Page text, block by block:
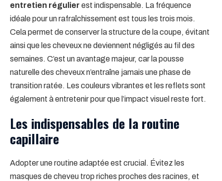
entretien régulier est indispensable. La fréquence
idéale pour un rafraîchissement est tous les trois mois.
Cela permet de conserver la structure de la coupe, évitant
ainsi que les cheveux ne deviennent négligés au fil des
semaines. C’est un avantage majeur, car la pousse
naturelle des cheveux n’entraîne jamais une phase de
transition ratée. Les couleurs vibrantes et les reflets sont
également à entretenir pour que l’impact visuel reste fort.
Les indispensables de la routine
capillaire
Adopter une routine adaptée est crucial. Évitez les
masques de cheveu trop riches proches des racines, et